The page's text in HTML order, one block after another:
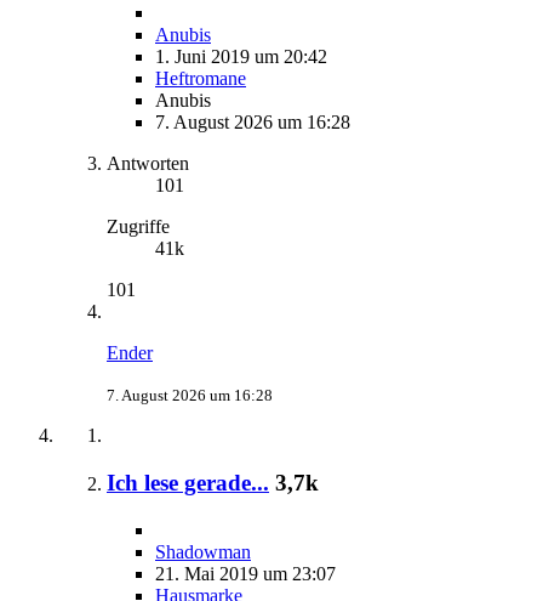
Anubis
1. Juni 2019 um 20:42
Heftromane
Anubis
7. August 2026 um 16:28
Antworten
101
Zugriffe
41k
101
Ender
7. August 2026 um 16:28
Ich lese gerade... 3,7k
Shadowman
21. Mai 2019 um 23:07
Hausmarke